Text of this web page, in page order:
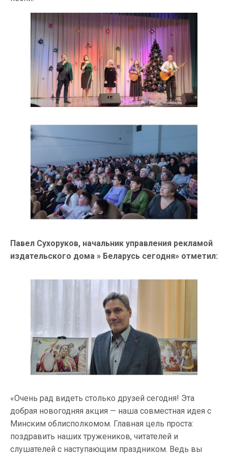
Павел Сухоруков, начальник управления рекламой
издательского дома » Беларусь сегодня» отметил:
«Очень рад видеть столько друзей сегодня! Эта
добрая новогодняя акция — наша совместная идея с
Минским облисполкомом. Главная цель проста:
поздравить наших тружеников, читателей и
слушателей с наступающим праздником. Ведь вы